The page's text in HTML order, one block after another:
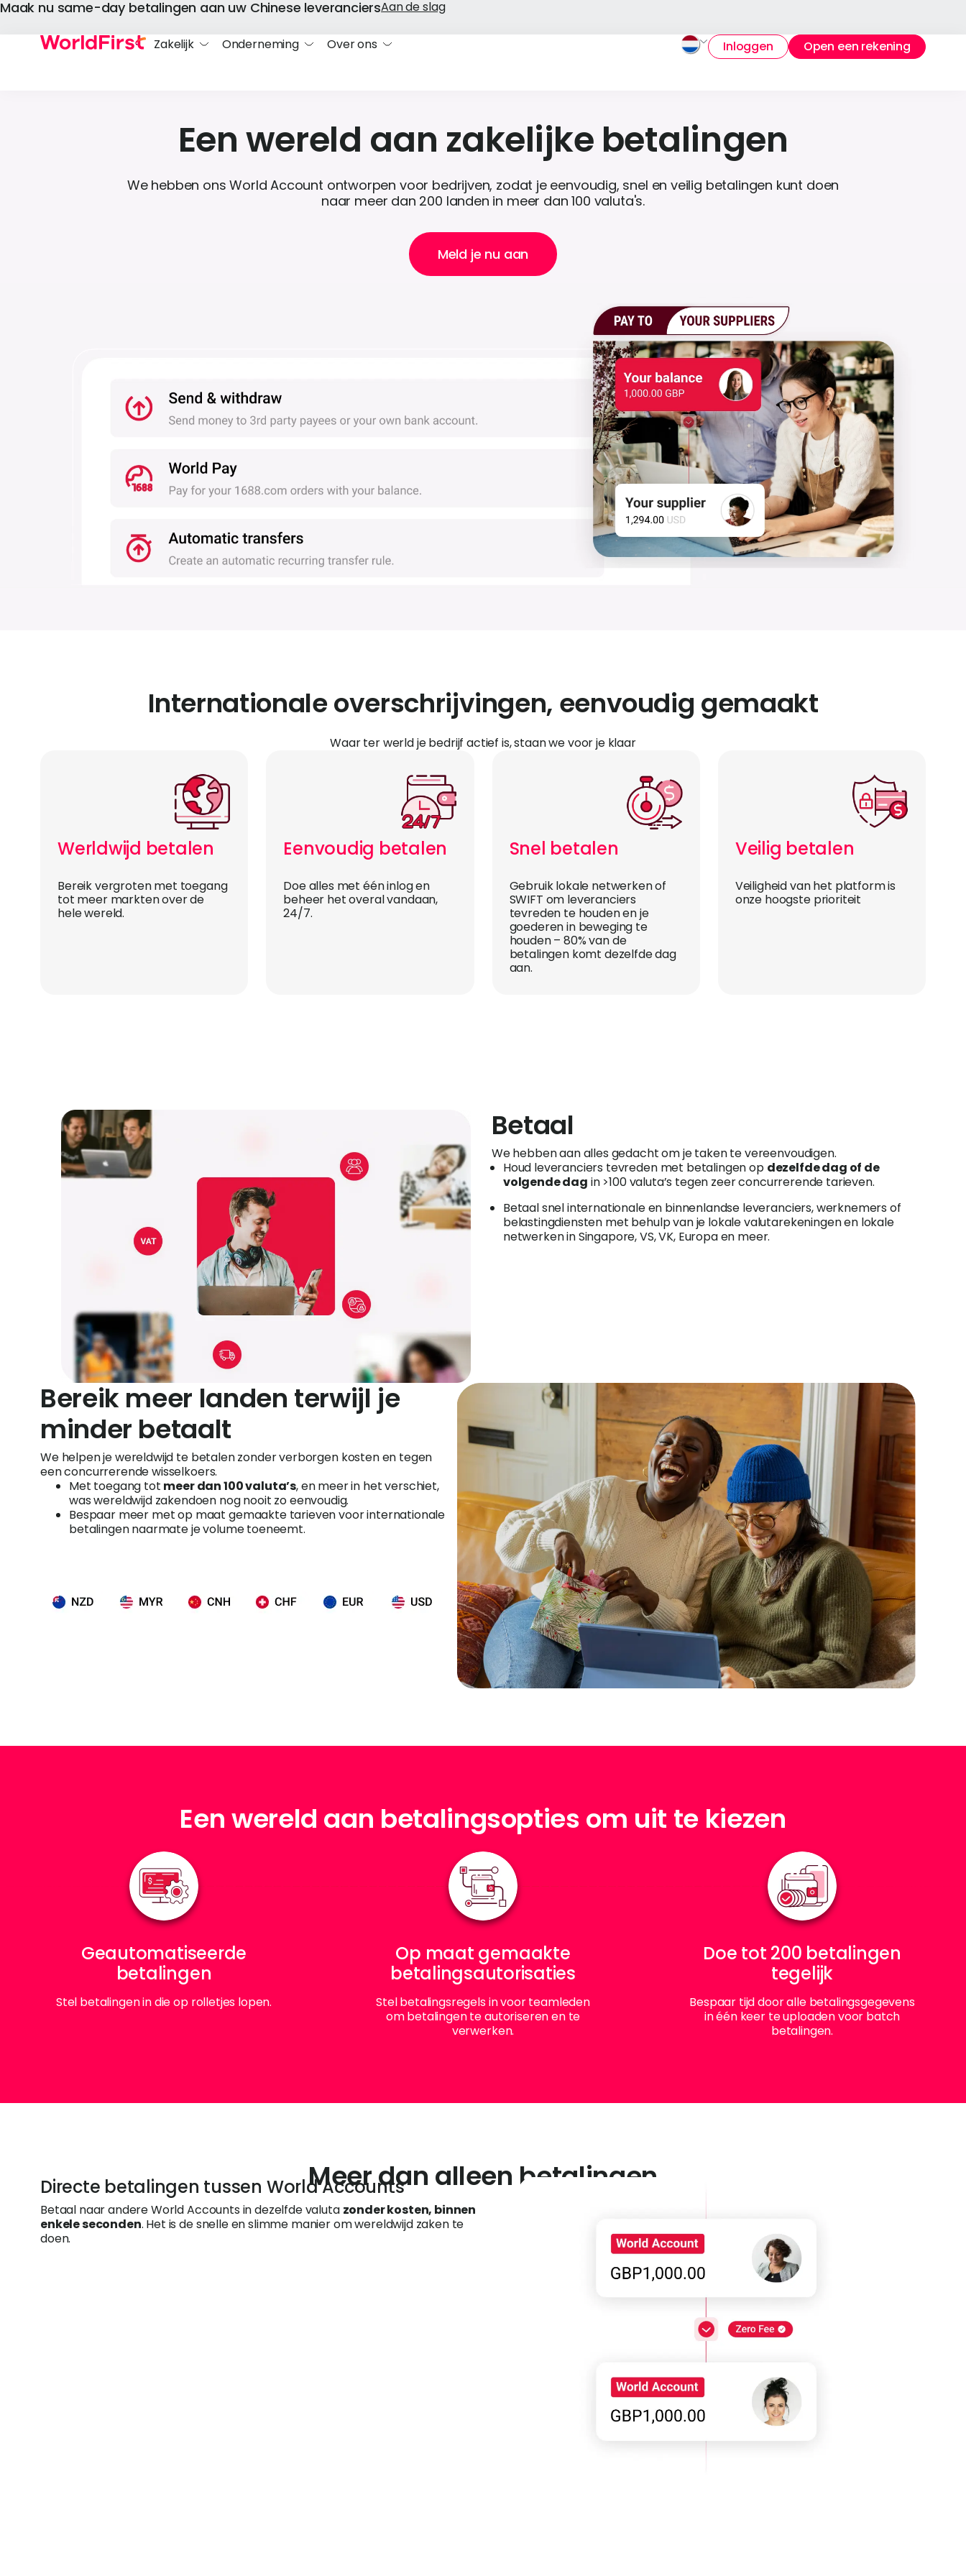
Maak nu same-day betalingen aan uw Chinese leveranciersAan de slag
Zakelijk Onderneming Over ons Inloggen Open een rekening
Een wereld aan zakelijke betalingen
We hebben ons World Account ontworpen voor bedrijven, zodat je eenvoudig, snel en veilig betalingen kunt doen
naar meer dan 200 landen in meer dan 100 valuta's.
Meld je nu aan
Internationale overschrijvingen, eenvoudig gemaakt
Waar ter werld je bedrijf actief is, staan we voor je klaar
Werldwijd betalen
Bereik vergroten met toegang
tot meer markten over de
hele wereld.
Eenvoudig betalen
Doe alles met één inlog en
beheer het overal vandaan,
24/7.
Snel betalen
Gebruik lokale netwerken of
SWIFT om leveranciers
tevreden te houden en je
goederen in beweging te
houden – 80% van de
betalingen komt dezelfde dag
aan.
Veilig betalen
Veiligheid van het platform is
onze hoogste prioriteit
Betaal
We hebben aan alles gedacht om je taken te vereenvoudigen.
Houd leveranciers tevreden met betalingen op dezelfde dag of de
volgende dag in >100 valuta’s tegen zeer concurrerende tarieven.
Betaal snel internationale en binnenlandse leveranciers, werknemers of
belastingdiensten met behulp van je lokale valutarekeningen en lokale
netwerken in Singapore, VS, VK, Europa en meer.
Bereik meer landen terwijl je
minder betaalt
We helpen je wereldwijd te betalen zonder verborgen kosten en tegen
een concurrerende wisselkoers.
Met toegang tot meer dan 100 valuta’s, en meer in het verschiet,
was wereldwijd zakendoen nog nooit zo eenvoudig.
Bespaar meer met op maat gemaakte tarieven voor internationale
betalingen naarmate je volume toeneemt.
Een wereld aan betalingsopties om uit te kiezen
Geautomatiseerde
betalingen
Stel betalingen in die op rolletjes lopen.
Op maat gemaakte
betalingsautorisaties
Stel betalingsregels in voor teamleden
om betalingen te autoriseren en te
verwerken.
Doe tot 200 betalingen
tegelijk
Bespaar tijd door alle betalingsgegevens
in één keer te uploaden voor batch
betalingen.
Meer dan alleen betalingen
Directe betalingen tussen World Accounts
Betaal naar andere World Accounts in dezelfde valuta zonder kosten, binnen
enkele seconden. Het is de snelle en slimme manier om wereldwijd zaken te
doen.